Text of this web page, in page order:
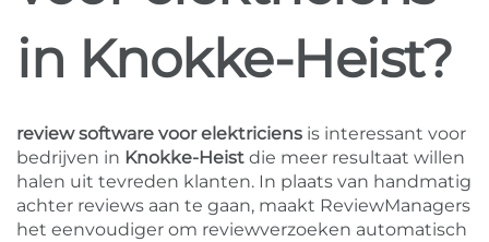
in Knokke-Heist?
review software voor elektriciens is interessant voor
bedrijven in Knokke-Heist die meer resultaat willen
halen uit tevreden klanten. In plaats van handmatig
achter reviews aan te gaan, maakt ReviewManagers
het eenvoudiger om reviewverzoeken automatisch